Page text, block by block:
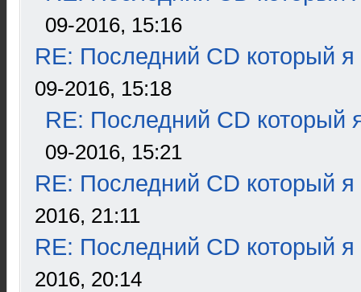
09-2016, 15:16
RE: Последний CD который я
09-2016, 15:18
RE: Последний CD который
09-2016, 15:21
RE: Последний CD который я
2016, 21:11
RE: Последний CD который я
2016, 20:14